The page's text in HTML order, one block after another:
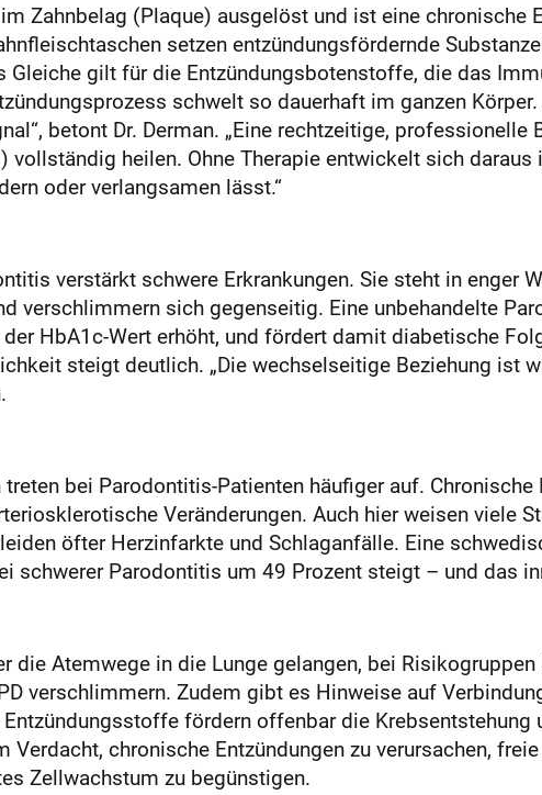
Zahnbelag (Plaque) ausgelöst und ist eine chronische
setzen entzündungsfördernde
Gleiche gilt für die Entzündungsbotenstoffe, die das
schwelt so dauerhaft im ganzen
betont Dr. Derman. „Eine rechtzeitige, professionelle
heilen. Ohne Therapie entwickelt sich daraus
oder verlangsamen lässt.“
verstärkt schwere Erkrankungen. Sie steht in enger
verschlimmern sich gegenseitig. Eine unbehandelte
HbA1c-Wert erhöht, und fördert damit diabetische
steigt deutlich. „Die wechselseitige Beziehung ist
bei Parodontitis-Patienten häufiger auf.
Veränderungen. Auch hier weisen viele
öfter Herzinfarkte und Schlaganfälle. Eine
schwerer Parodontitis um 49 Prozent steigt – und das
die Atemwege in die Lunge gelangen, bei
verschlimmern. Zudem gibt es Hinweise auf
fördern offenbar die Krebsentstehung
chronische Entzündungen zu verursachen,
Zellwachstum zu begünstigen.